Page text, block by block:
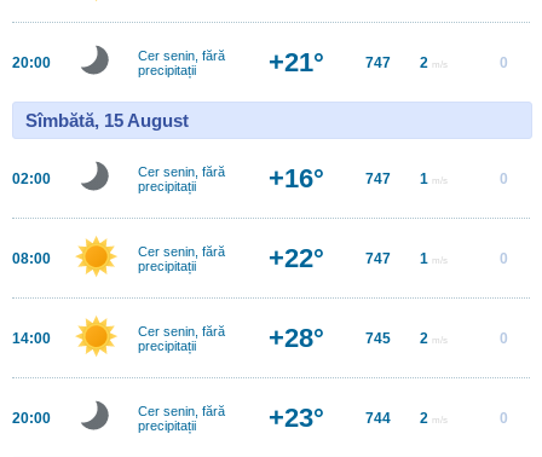
20:00
Cer senin, fără
precipitații
+21° 747 2 m/s 0
Sîmbătă, 15 August
02:00
Cer senin, fără
precipitații
+16° 747 1 m/s 0
08:00
Cer senin, fără
precipitații
+22° 747 1 m/s 0
14:00
Cer senin, fără
precipitații
+28° 745 2 m/s 0
20:00
Cer senin, fără
precipitații
+23° 744 2 m/s 0